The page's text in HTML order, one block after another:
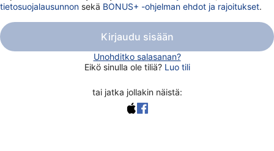
tietosuojalausunnon sekä BONUS+ -ohjelman ehdot ja rajoitukset.
Kirjaudu sisään
Unohditko salasanan?
Eikö sinulla ole tiliä? Luo tili
tai jatka jollakin näistä: